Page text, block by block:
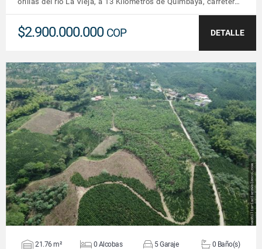
$2.900.000.000 COP DETALLE
VER DETALLES
21.76 m² 0 Alcobas 5 Garaje 0 Baño(s)